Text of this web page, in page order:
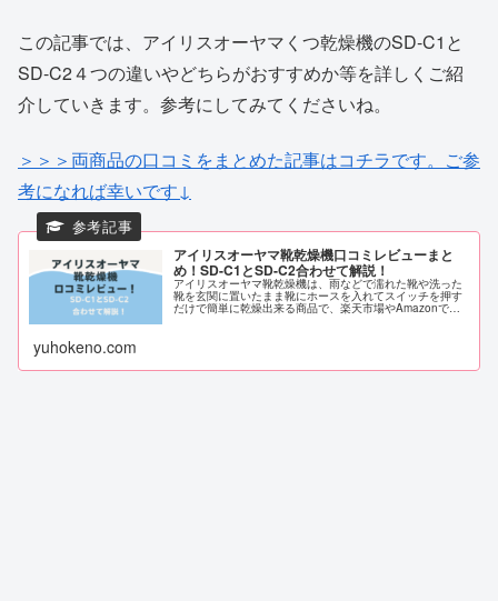
この記事では、アイリスオーヤマくつ乾燥機のSD-C1と
SD-C2４つの違いやどちらがおすすめか等を詳しくご紹
介していきます。参考にしてみてくださいね。
＞＞＞両商品の口コミをまとめた記事はコチラです。ご参
考になれば幸いです↓
アイリスオーヤマ靴乾燥機口コミレビューまと
め！SD-C1とSD-C2合わせて解説！
アイリスオーヤマ靴乾燥機は、雨などで濡れた靴や洗った
靴を玄関に置いたまま靴にホースを入れてスイッチを押す
だけで簡単に乾燥出来る商品で、楽天市場やAmazonでも
yuhokeno.com